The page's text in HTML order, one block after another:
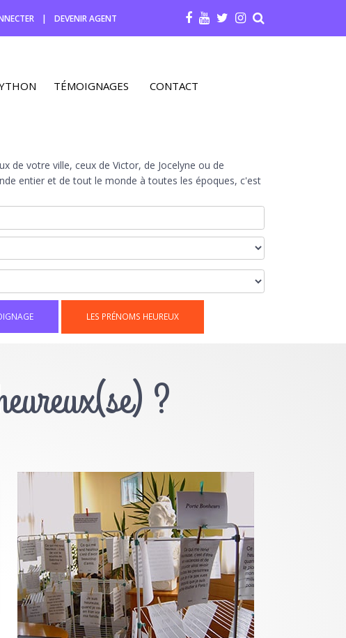
| DEVENIR AGENT
TÉMOIGNAGES CONTACT
de votre ville, ceux de Victor, de Jocelyne ou de
entier et de tout le monde à toutes les époques, c'est
LES PRÉNOMS HEUREUX
?